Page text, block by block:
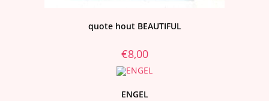
quote hout BEAUTIFUL
€8,00
ENGEL